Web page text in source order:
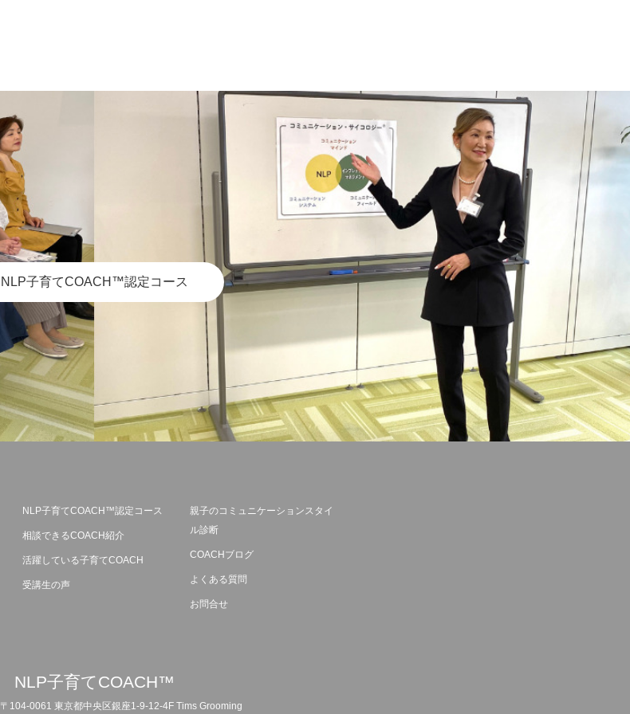
NLP子育てCOACH™認定コース
NLP子育てCOACH™認定コース
相談できるCOACH紹介
活躍している子育てCOACH
受講生の声
親子のコミュニケーションスタイ
ル診断
COACHブログ
よくある質問
お問合せ
NLP子育てCOACH™
〒104-0061 東京都中央区銀座1-9-12-4F Tims Grooming